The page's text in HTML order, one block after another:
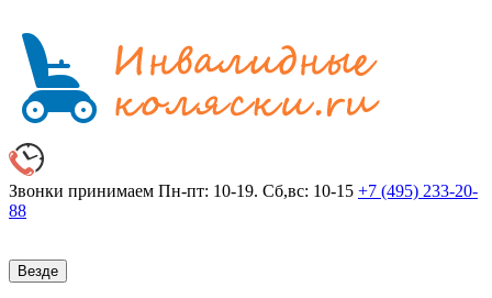
Звонки принимаем Пн-пт: 10-19. Сб,вс: 10-15 +7 (495) 233-20-
88
Везде